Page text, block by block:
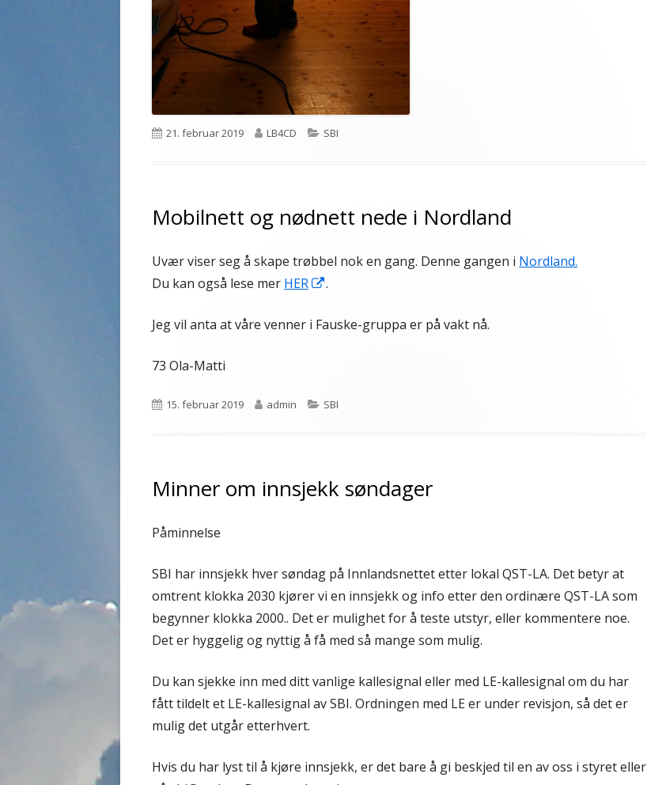
Publisert
21. februar 2019 Forfatter
LB4CD Kategorier
SBI
Mobilnett og nødnett nede i Nordland
Uvær viser seg å skape trøbbel nok en gang. Denne gangen i Nordland.
Du kan også lese mer HER
Åpnes
et
.
Jeg vil anta at våre venner i Fauske-gruppa er på vakt nå.
73 Ola-Matti
Publisert
15. februar 2019 Forfatter
admin Kategorier
SBI
Minner om innsjekk søndager
Påminnelse
SBI har innsjekk hver søndag på Innlandsnettet etter lokal QST-LA. Det betyr at
omtrent klokka 2030 kjører vi en innsjekk og info etter den ordinære QST-LA som
begynner klokka 2000.. Det er mulighet for å teste utstyr, eller kommentere noe.
Det er hyggelig og nyttig å få med så mange som mulig.
Du kan sjekke inn med ditt vanlige kallesignal eller med LE-kallesignal om du har
fått tildelt et LE-kallesignal av SBI. Ordningen med LE er under revisjon, så det er
mulig det utgår etterhvert.
Hvis du har lyst til å kjøre innsjekk, er det bare å gi beskjed til en av oss i styret eller